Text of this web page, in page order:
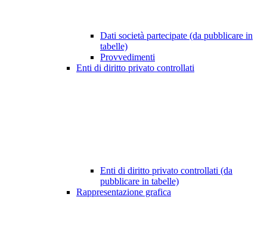
Dati società partecipate (da pubblicare in
tabelle)
Provvedimenti
Enti di diritto privato controllati
Enti di diritto privato controllati (da
pubblicare in tabelle)
Rappresentazione grafica